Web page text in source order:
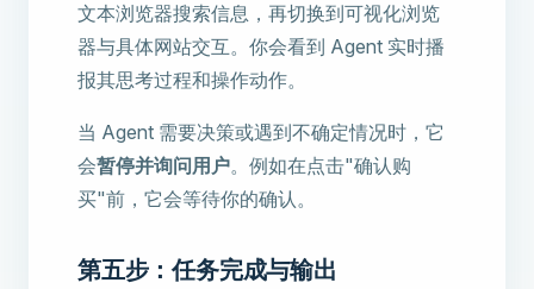
文本浏览器搜索信息，再切换到可视化浏览
器与具体网站交互。你会看到 Agent 实时播
报其思考过程和操作动作。
当 Agent 需要决策或遇到不确定情况时，它
会暂停并询问用户。例如在点击"确认购
买"前，它会等待你的确认。
第五步：任务完成与输出